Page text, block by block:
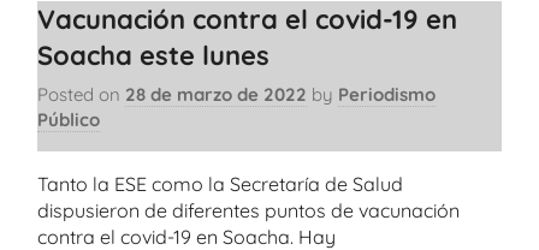
Vacunación contra el covid-19 en
Soacha este lunes
Posted on 28 de marzo de 2022 by Periodismo
Público
Tanto la ESE como la Secretaría de Salud
dispusieron de diferentes puntos de vacunación
contra el covid-19 en Soacha. Hay